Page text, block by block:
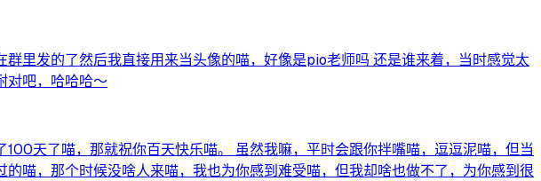
里发的了然后我直接用来当头像的喵，好像是pio老师吗 还是谁来着，当时感觉太
对吧，哈哈哈～
天了喵，那就祝你百天快乐喵。 虽然我嘛，平时会跟你拌嘴喵，逗逗泥喵，但当
喵，那个时候没啥人来喵，我也为你感到难受喵，但我却啥也做不了，为你感到很